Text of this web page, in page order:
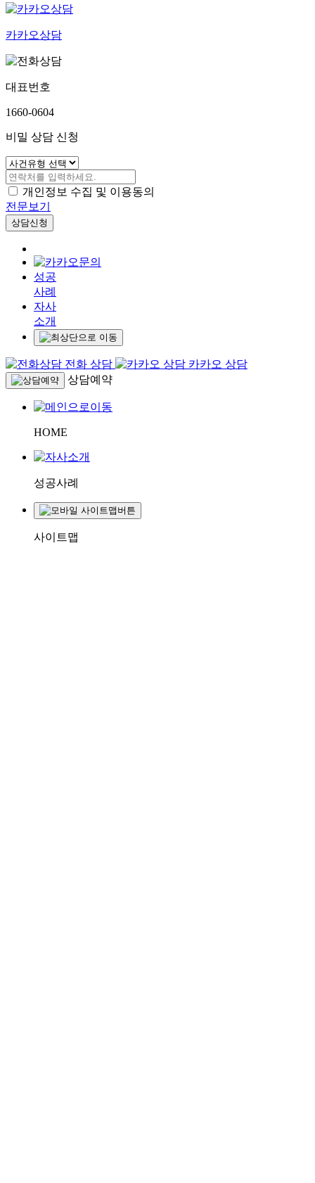
카카오상담
대표번호
1660-0604
비밀 상담 신청
개인정보 수집 및 이용동의
전문보기
상담신청
성공
사례
자사
소개
전화 상담
카카오 상담
상담예약
HOME
성공사례
사이트맵